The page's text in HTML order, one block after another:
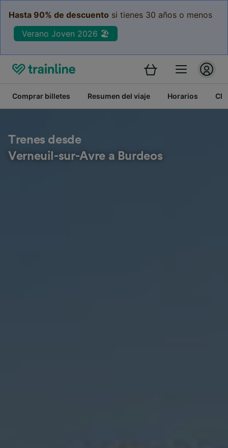
Hasta 90% de descuento si tienes 30 años o menos
Verano Joven 2026 🏖️
Comprar billetes Resumen del viaje Horarios
Trenes desde
Verneuil-sur-Avre a Burdeos